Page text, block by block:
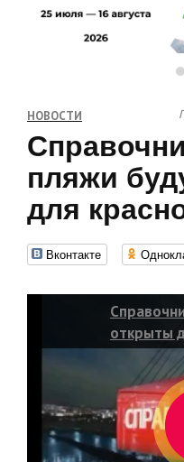
НОВОСТИ
пляжи
для
Вконтакте
открыты